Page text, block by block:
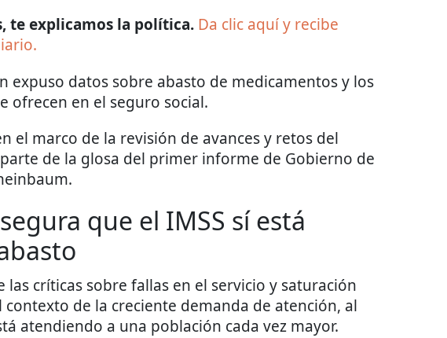
te explicamos la política. Da clic aquí y recibe
expuso datos sobre abasto de medicamentos y los
ofrecen en el seguro social.
el marco de la revisión de avances y retos del
de la glosa del primer informe de Gobierno de
que el IMSS sí está
las críticas sobre fallas en el servicio y saturación
de la creciente demanda de atención, al
atendiendo a una población cada vez mayor.